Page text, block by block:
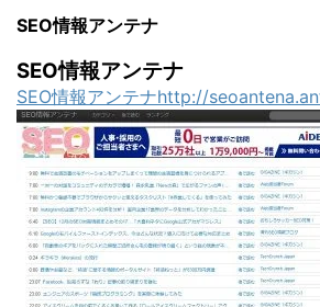
SEO情報アンテナ
SEO情報アンテナ
SEO情報アンテナhttp://